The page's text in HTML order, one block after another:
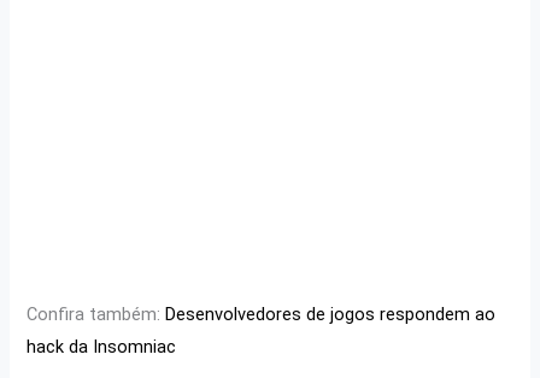
Confira também:Desenvolvedores de jogos respondem ao
hack da Insomniac